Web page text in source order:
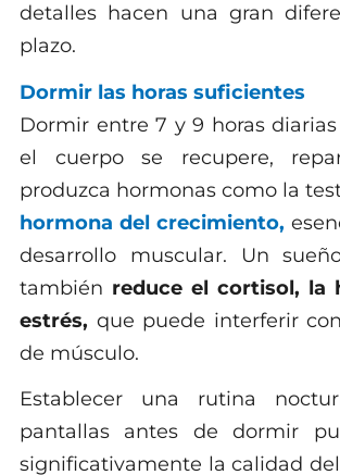
detalles hacen una gran
plazo.
Dormir las horas suficientes
Dormir entre 7 y 9 horas
el cuerpo se recupere,
produzca hormonas como la
hormona del crecimiento,
desarrollo muscular. Un
también reduce el cortisol, la
estrés, que puede interferir
de músculo.
Establecer una rutina
pantallas antes de dormir
significativamente la calidad del